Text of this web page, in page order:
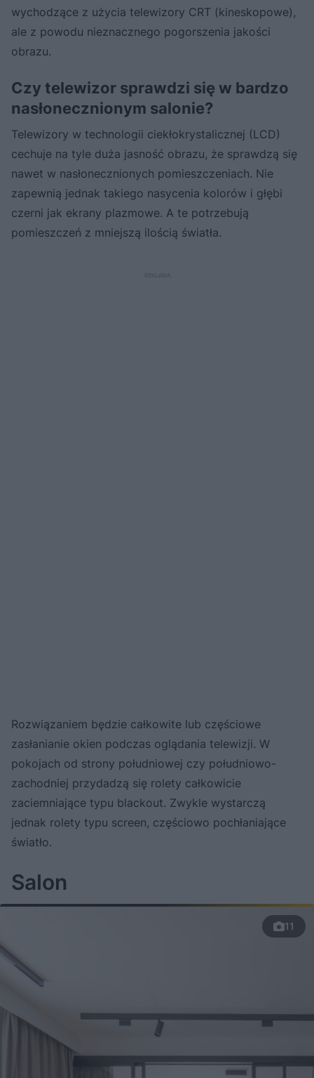
wychodzące z użycia telewizory CRT (kineskopowe),
ale z powodu nieznacznego pogorszenia jakości
obrazu.
Czy telewizor sprawdzi się w bardzo
nasłonecznionym salonie?
Telewizory w technologii ciekłokrystalicznej (LCD)
cechuje na tyle duża jasność obrazu, że sprawdzą się
nawet w nasłonecznionych pomieszczeniach. Nie
zapewnią jednak takiego nasycenia kolorów i głębi
czerni jak ekrany plazmowe. A te potrzebują
pomieszczeń z mniejszą ilością światła.
Rozwiązaniem będzie całkowite lub częściowe
zasłanianie okien podczas oglądania telewizji. W
pokojach od strony południowej czy południowo-
zachodniej przydadzą się rolety całkowicie
zaciemniające typu blackout. Zwykle wystarczą
jednak rolety typu screen, częściowo pochłaniające
światło.
Salon
11